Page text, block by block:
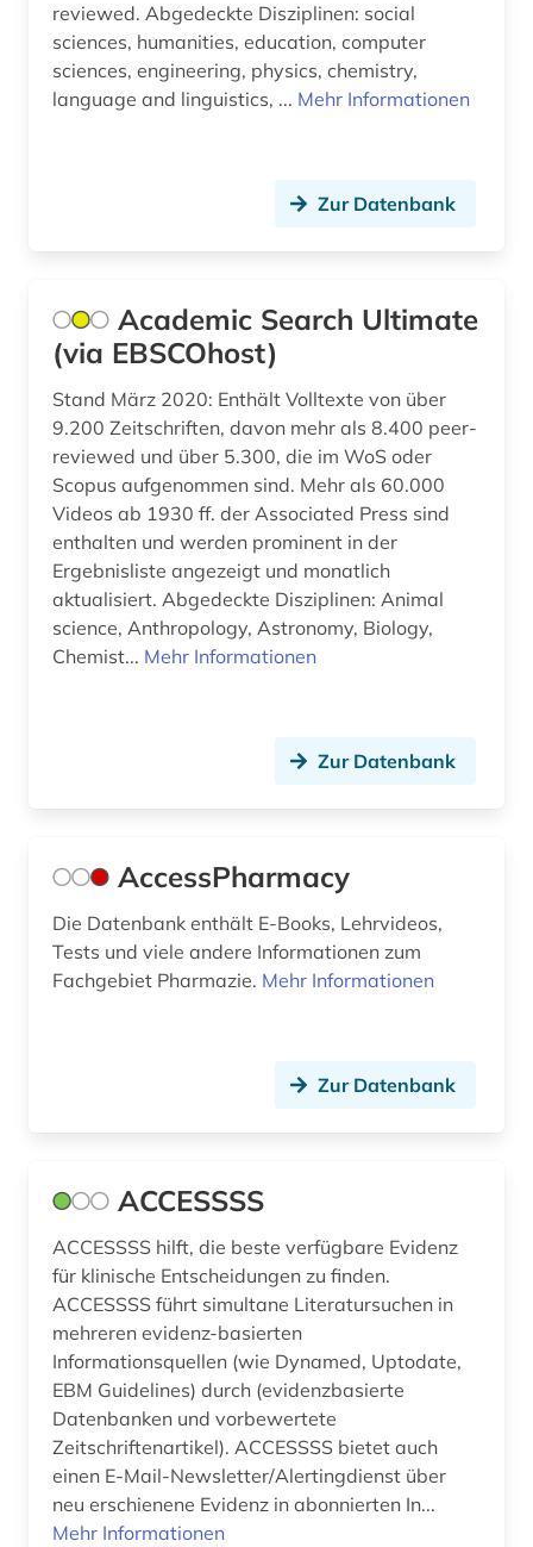
bio-basierte kunststoffe (1)
bio-basierte verbundwerkstoffe (1)
biografie (1)
bioinformatik (4)
biologie (29)
biologische ozeanographie (1)
biomedizin (6)
biopolymere (1)
biotechnologie (8)
bodenkunde (2)
botanik (2)
cd-rom (1)
cell biology (1)
cellulosechemie (1)
charles (1809-1882) (1)
checkliste (1)
chemical society (2)
reviewed. Abgedeckte Disziplinen: social
sciences, humanities, education, computer
sciences, engineering, physics, chemistry,
language and linguistics, ... Mehr Informationen
Zur Datenbank
Academic Search Ultimate
(via EBSCOhost)
Stand März 2020: Enthält Volltexte von über
9.200 Zeitschriften, davon mehr als 8.400 peer-
reviewed und über 5.300, die im WoS oder
Scopus aufgenommen sind. Mehr als 60.000
Videos ab 1930 ff. der Associated Press sind
enthalten und werden prominent in der
Ergebnisliste angezeigt und monatlich
aktualisiert. Abgedeckte Disziplinen: Animal
science, Anthropology, Astronomy, Biology,
Chemist... Mehr Informationen
Zur Datenbank
AccessPharmacy
Die Datenbank enthält E-Books, Lehrvideos,
Tests und viele andere Informationen zum
Fachgebiet Pharmazie. Mehr Informationen
Zur Datenbank
ACCESSSS
ACCESSSS hilft, die beste verfügbare Evidenz
für klinische Entscheidungen zu finden.
ACCESSSS führt simultane Literatursuchen in
mehreren evidenz-basierten
Informationsquellen (wie Dynamed, Uptodate,
EBM Guidelines) durch (evidenzbasierte
Datenbanken und vorbewertete
Zeitschriftenartikel). ACCESSSS bietet auch
einen E-Mail-Newsletter/Alertingdienst über
neu erschienene Evidenz in abonnierten In...
Mehr Informationen